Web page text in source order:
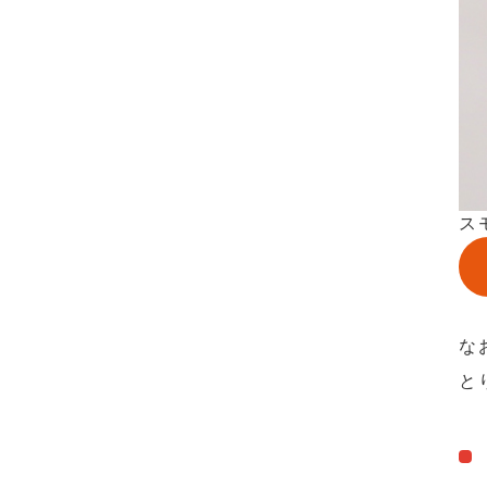
ス
な
と